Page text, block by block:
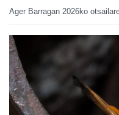
Ager Barragan 2026ko